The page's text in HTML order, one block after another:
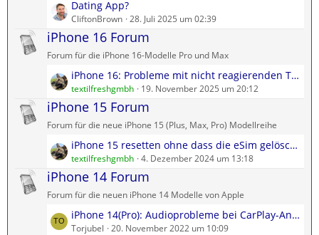
L
e
t
t
e
B
e
i
r
ä
g
e
Dating App?
CliftonBrown 28. Juli 2025 um 02:39
iPhone 16 Forum
Forum für die iPhone 16-Modelle Pro und Max
L
e
t
t
e
B
e
i
r
ä
iPhone 16: Probleme mit nicht reagierenden Touch-Display?
textilfreshgmbh 19. November 2025 um 20:12
iPhone 15 Forum
Forum für die neue iPhone 15 (Plus, Max, Pro) Modellreihe
L
e
t
t
e
B
iPhone 15 resetten ohne dass die eSim gelöscht wird
textilfreshgmbh 4. Dezember 2024 um 13:18
iPhone 14 Forum
Forum für die neuen iPhone 14 Modelle von Apple
L
e
iPhone 14(Pro): Audioprobleme bei CarPlay-Anrufen
Torjubel 20. November 2022 um 10:09